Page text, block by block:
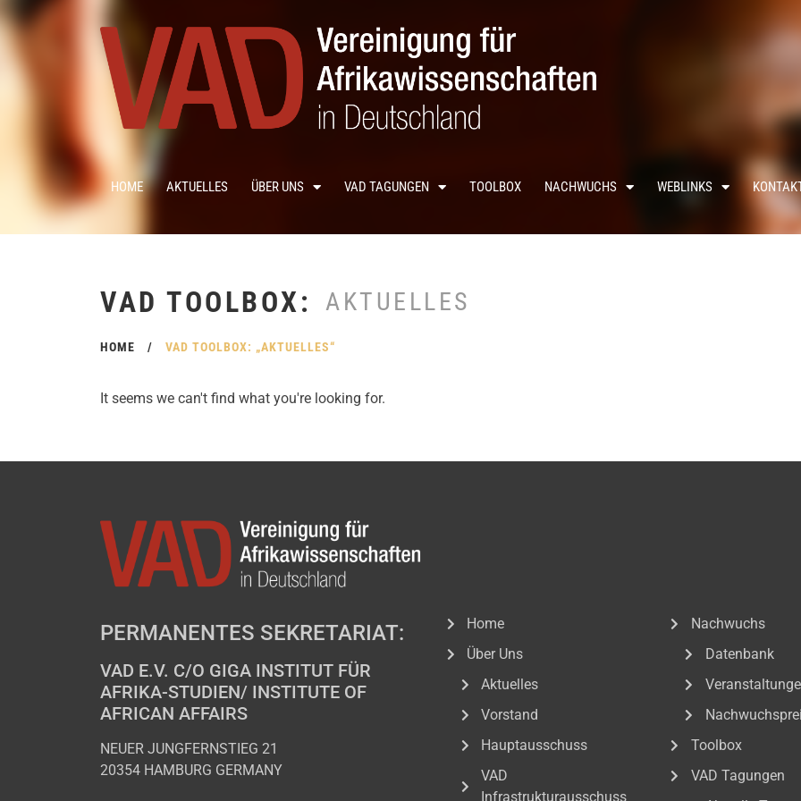
HOME AKTUELLES ÜBER UNS VAD TAGUNGEN TOOLBOX NACHWUCHS WEBLINKS
VAD TOOLBOX: AKTUELLES
HOME / VAD TOOLBOX: „AKTUELLES“
It seems we can't find what you're looking for.
PERMANENTES SEKRETARIAT:
VAD E.V. C/O GIGA INSTITUT FÜR
AFRIKA-STUDIEN/ INSTITUTE OF
AFRICAN AFFAIRS
NEUER JUNGFERNSTIEG 21
20354 HAMBURG GERMANY
Home
Über Uns
Aktuelles
Vorstand
Hauptausschuss
VAD
Infrastrukturausschuss
Nachwuchs
Datenbank
Toolbox
VAD Tagungen